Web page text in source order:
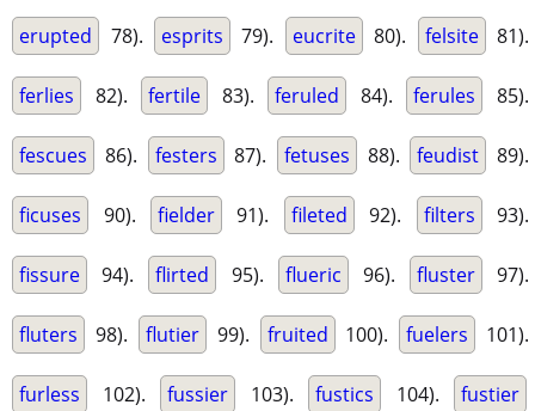
erupted 78). esprits 79). eucrite 80). felsite 81).
ferlies 82). fertile 83). feruled 84). ferules 85).
fescues 86). festers 87). fetuses 88). feudist 89).
ficuses 90). fielder 91). fileted 92). filters 93).
fissure 94). flirted 95). flueric 96). fluster 97).
fluters 98). flutier 99). fruited 100). fuelers 101).
furless 102). fussier 103). fustics 104). fustier